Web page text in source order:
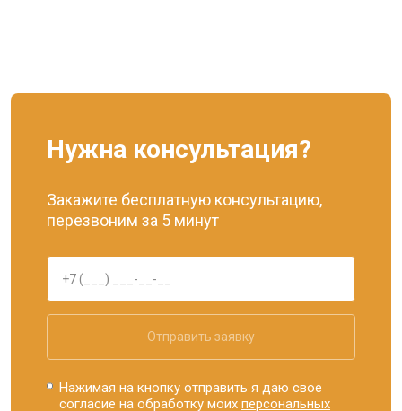
Нужна консультация?
Закажите бесплатную консультацию,
перезвоним за 5 минут
Отправить заявку
Нажимая на кнопку отправить я даю свое
согласие на обработку моихперсональных